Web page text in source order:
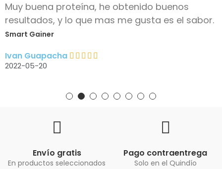
Muy buena proteína, he obtenido buenos
resultados, y lo que mas me gusta es el sabor.
Smart Gainer
Ivan Guapacha
2022-05-20
Envío gratis
En productos seleccionados
Pago contraentrega
Solo en el Quindío